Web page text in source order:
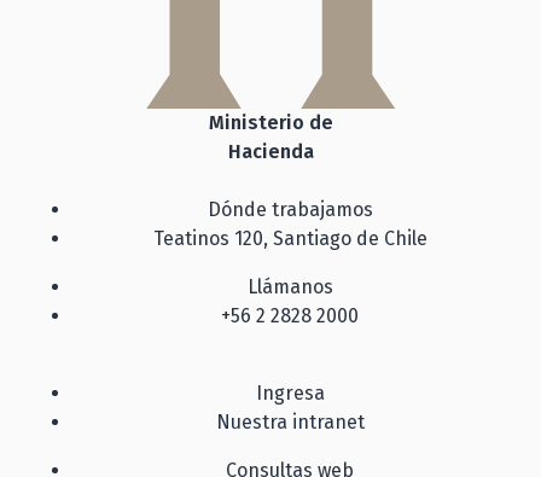
Ministerio de
Hacienda
Dónde trabajamos
Teatinos 120, Santiago de Chile
Llámanos
+56 2 2828 2000
Ingresa
Nuestra intranet
Consultas web